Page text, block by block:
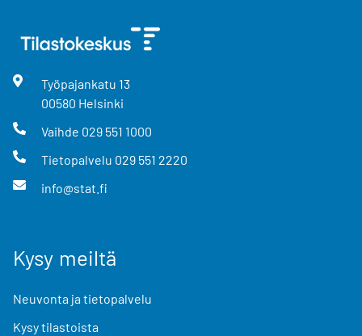
Työpajankatu 13
00580 Helsinki
Vaihde 029 551 1000
Tietopalvelu 029 551 2220
info@stat.fi
Kysy meiltä
Neuvonta ja tietopalvelu
Kysy tilastoista